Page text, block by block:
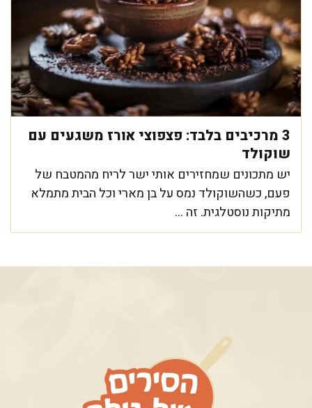
3 מרכיבים בלבד: פצפוצי אורז משגעים עם
שוקולד
יש מתכונים שמחזירים אותי ישר לריח מהמטבח של
פעם, כשהשוקולד נמס על בן מארי וכל הבית מתמלא
מתיקות נוסטלגית. זה ...